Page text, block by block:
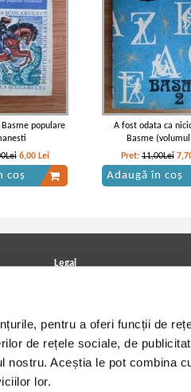
pentru a oferi funcții de
de rețele sociale, de
nostru. Aceștia le pot combina
lor.
populare
6,00 Lei
coș
A fost odata ca
Basme
Pret:11,00Lei
Adaugă în coș
Legal
Termeni si conditii
Utilizare cookie-uri